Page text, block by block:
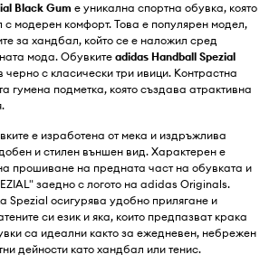
Black Gum е уникална спортна обувка, която
с модерен комфорт. Това е популярен модел,
за хандбал, който се е наложил сред
мода. Обувките adidas Handball Spezial
черно с класически три ивици. Контрастна
гумена подметка, която създава атрактивна
е изработена от мека и издръжлива
и стилен външен вид. Характерен е
прошиване на предната част на обувката и
заедно с логото на adidas Originals.
Spezial осигурява удобно прилягане и
си език и яка, които предпазват крака
са идеални както за ежедневен, небрежен
дейности като хандбал или тенис.